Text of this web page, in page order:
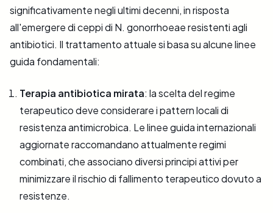
significativamente negli ultimi decenni, in risposta
all'emergere di ceppi di N. gonorrhoeae resistenti agli
antibiotici. Il trattamento attuale si basa su alcune linee
guida fondamentali:
Terapia antibiotica mirata: la scelta del regime
terapeutico deve considerare i pattern locali di
resistenza antimicrobica. Le linee guida internazionali
aggiornate raccomandano attualmente regimi
combinati, che associano diversi principi attivi per
minimizzare il rischio di fallimento terapeutico dovuto a
resistenze.